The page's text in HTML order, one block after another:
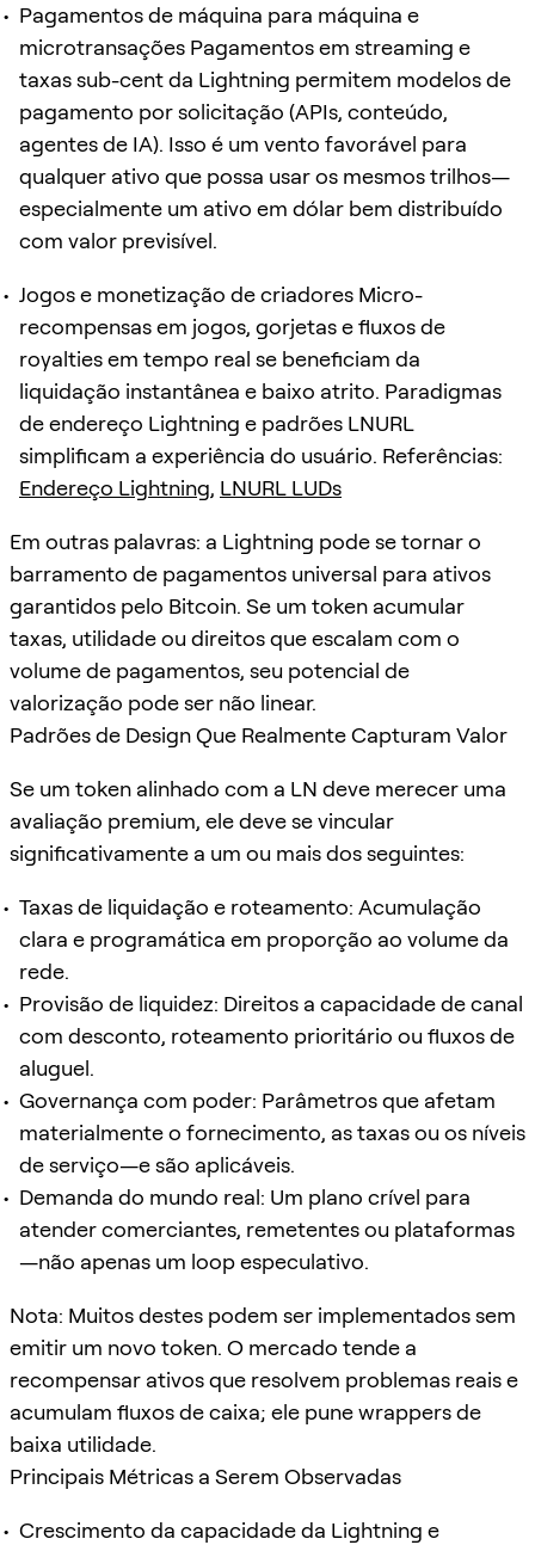
Pagamentos de máquina para máquina e
microtransações Pagamentos em streaming e
taxas sub-cent da Lightning permitem modelos de
pagamento por solicitação (APIs, conteúdo,
agentes de IA). Isso é um vento favorável para
qualquer ativo que possa usar os mesmos trilhos—
especialmente um ativo em dólar bem distribuído
com valor previsível.
Jogos e monetização de criadores Micro-
recompensas em jogos, gorjetas e fluxos de
royalties em tempo real se beneficiam da
liquidação instantânea e baixo atrito. Paradigmas
de endereço Lightning e padrões LNURL
simplificam a experiência do usuário. Referências:
Endereço Lightning, LNURL LUDs
Em outras palavras: a Lightning pode se tornar o
barramento de pagamentos universal para ativos
garantidos pelo Bitcoin. Se um token acumular
taxas, utilidade ou direitos que escalam com o
volume de pagamentos, seu potencial de
valorização pode ser não linear.
Padrões de Design Que Realmente Capturam Valor
Se um token alinhado com a LN deve merecer uma
avaliação premium, ele deve se vincular
significativamente a um ou mais dos seguintes:
Taxas de liquidação e roteamento: Acumulação
clara e programática em proporção ao volume da
rede.
Provisão de liquidez: Direitos a capacidade de canal
com desconto, roteamento prioritário ou fluxos de
aluguel.
Governança com poder: Parâmetros que afetam
materialmente o fornecimento, as taxas ou os níveis
de serviço—e são aplicáveis.
Demanda do mundo real: Um plano crível para
atender comerciantes, remetentes ou plataformas
—não apenas um loop especulativo.
Nota: Muitos destes podem ser implementados sem
emitir um novo token. O mercado tende a
recompensar ativos que resolvem problemas reais e
acumulam fluxos de caixa; ele pune wrappers de
baixa utilidade.
Principais Métricas a Serem Observadas
Crescimento da capacidade da Lightning e